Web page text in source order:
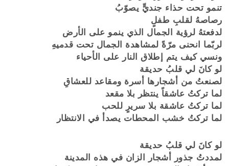
تنمو تحت حذاء جنديٍّ يصوّبُ
رصاصهُ لقلبِ طفلٍ
لدفعتهُ لرؤية الجمال الذي ينمو على الأرض
لربّما انحنى مرّةً لمشاهدة الجمال تحت قدميهِ
ونسي كيف يتم إطلاق النار على الأحياء
لو كانَ لي قلبُ حديقة
لصنعتُ من أشجارها أسرة ومقاعد للعشاقِ
لما تركتُ عاشقاً ينتظر بلا مقعد
لما تركتُ عاشقة بلا سريرٍ للحب
لما تركتُ خشب المحطات يصدأ في الانتظار
لو كانَ لي قلبُ حديقة
لمددتُ جذور أشجار الزان في هذه المدينة